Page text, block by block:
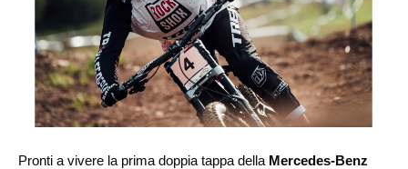
Pronti a vivere la prima doppia tappa della Mercedes-Benz